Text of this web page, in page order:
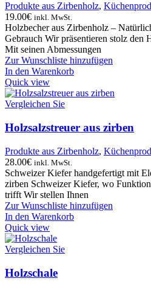
Produkte aus Zirbenholz,
19.00€ inkl. MwSt.
Holzbecher aus Zirbenholz –
Gebrauch Wir präsentieren stolz den
Mit seinen Abmessungen
Zur Wunschliste hinzufügen
In den Warenkorb
Quick view
Vergleichen Sie
Holzsalzstreuer aus zirben
Produkte aus Zirbenholz,
28.00€ inkl. MwSt.
Schweizer Kiefer handgefertigt mit
zirben Schweizer Kiefer, wo
trifft Wir stellen Ihnen
Zur Wunschliste hinzufügen
In den Warenkorb
Quick view
Vergleichen Sie
Holzschale